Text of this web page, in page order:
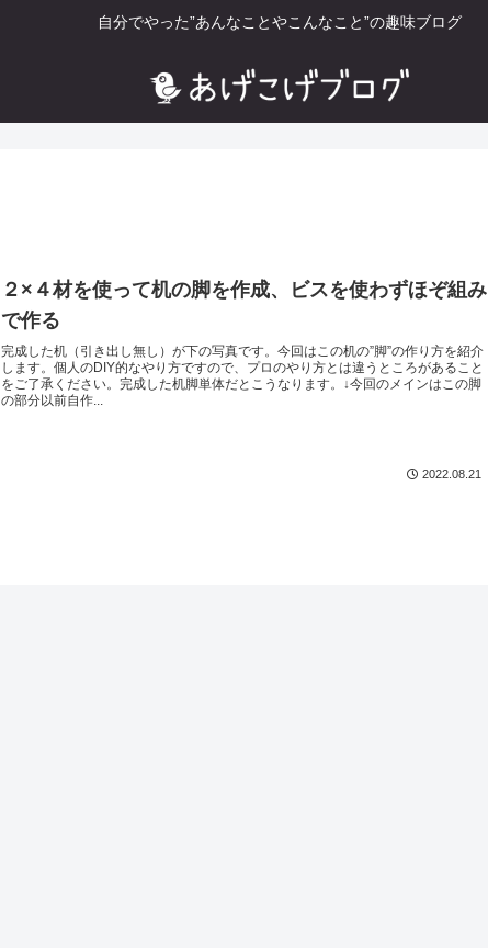
自分でやった”あんなことやこんなこと”の趣味ブログ
２×４材を使って机の脚を作成、ビスを使わずほぞ組み
で作る
完成した机（引き出し無し）が下の写真です。今回はこの机の”脚”の作り方を紹介
します。個人のDIY的なやり方ですので、プロのやり方とは違うところがあること
をご了承ください。完成した机脚単体だとこうなります。↓今回のメインはこの脚
の部分以前自作...
2022.08.21